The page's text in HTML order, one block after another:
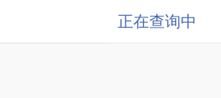
正在查询中